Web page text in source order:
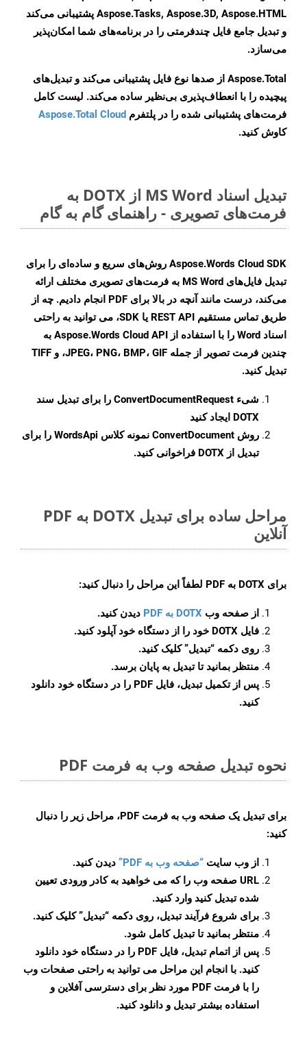
Aspose.Tasks, Aspose.3D, Aspose.HTML پشتیبانی می‌کند
و تبدیل جامع فایل چندفرمتی را در برنامه‌های شما امکان‌پذیر
می‌سازد.
Aspose.Total از صدها نوع فایل پشتیبانی می‌کند و تبدیل‌های
پیچیده را با انعطاف‌پذیری بی‌نظیر ساده می‌کند. لیست کامل
فرمت‌های پشتیبانی شده را در پلتفرم Aspose.Total Cloud
کاوش کنید.
تبدیل اسناد MS Word از DOTX به
فرمت‌های تصویری - راهنمای گام به گام
Aspose.Words Cloud SDK روش‌های سریع و ساده‌ای را برای
تبدیل فایل‌های MS Word به فرمت‌های تصویری مختلف ارائه
می‌کند، درست مانند آنچه در بالا برای PDF انجام دادیم. چه از
طریق تماس مستقیم REST API یا SDK، می توانید به راحتی
اسناد Word را با استفاده از Aspose.Words Cloud API به
چندین فرمت تصویر از جمله JPEG، PNG، BMP، GIF، و TIFF
تبدیل کنید.
شیء ConvertDocumentRequest را برای تبدیل سند
DOTX ایجاد کنید
روش ConvertDocument
نمونه کلاس WordsApi را برای
تبدیل از DOTX فراخوانی کنید.
مراحل ساده برای تبدیل DOTX به PDF
آنلاین
برای DOTX به PDF لطفاً این مراحل را دنبال کنید:
از صفحه وب DOTX به PDF
دیدن کنید.
فایل DOTX خود را از دستگاه خود آپلود کنید.
روی دکمه “تبدیل”کلیک کنید.
منتظر بمانید تا تبدیل به پایان برسد.
پس از تکمیل تبدیل، فایل PDF را در دستگاه خود دانلود
کنید.
نحوه تبدیل صفحه وب به فرمت PDF
برای تبدیل یک صفحه وب به فرمت PDF، مراحل زیر را دنبال
کنید:
از وب سایت “صفحه وب به PDF”
دیدن کنید.
URL صفحه وب را که می خواهید به کادر ورودی تعیین
شده تبدیل کنید وارد کنید.
برای شروع فرآیند تبدیل، روی دکمه “تبدیل” کلیک کنید.
منتظر بمانید تا تبدیل کامل شود.
پس از اتمام تبدیل، فایل PDF را در دستگاه خود دانلود
کنید. با انجام این مراحل می توانید به راحتی صفحات وب
را با فرمت PDF مورد نظر برای دسترسی آفلاین و
استفاده بیشتر تبدیل و دانلود کنید.